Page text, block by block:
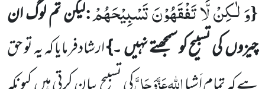
{وَ لٰـكِنْ لَّا تَفْقَهُوْنَ تَسْبِیْحَهُمْ:لیکن تم لوگ ان
چیزوںکی تسبیح کو سمجھتے نہیں۔}ارشادفرمایا کہ یہ تو حق
اللّٰہعَزَّوَجَلَّ